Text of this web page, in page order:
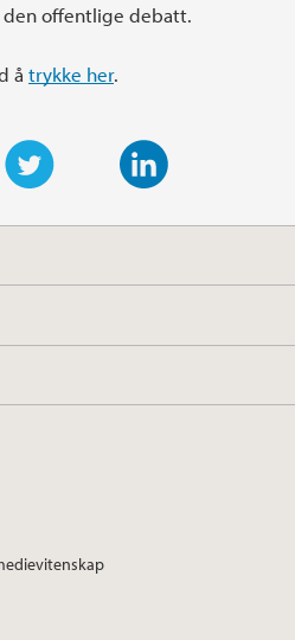
offentlige debatt.
å trykke her.
w
t
e
i
k
d
n